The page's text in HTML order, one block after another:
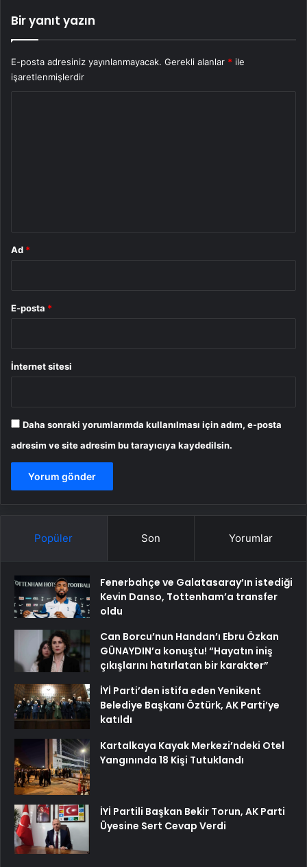
Bir yanıt yazın
E-posta adresiniz yayınlanmayacak. Gerekli alanlar * ile
işaretlenmişlerdir
Ad *
E-posta *
İnternet sitesi
Daha sonraki yorumlarımda kullanılması için adım, e-posta
adresim ve site adresim bu tarayıcıya kaydedilsin.
Popüler Son Yorumlar
Fenerbahçe ve Galatasaray’ın istediği
Kevin Danso, Tottenham’a transfer
oldu
Can Borcu’nun Handan’ı Ebru Özkan
GÜNAYDIN’a konuştu! “Hayatın iniş
çıkışlarını hatırlatan bir karakter”
İYİ Parti’den istifa eden Yenikent
Belediye Başkanı Öztürk, AK Parti’ye
katıldı
Kartalkaya Kayak Merkezi’ndeki Otel
Yangınında 18 Kişi Tutuklandı
İYİ Partili Başkan Bekir Torun, AK Parti
Üyesine Sert Cevap Verdi